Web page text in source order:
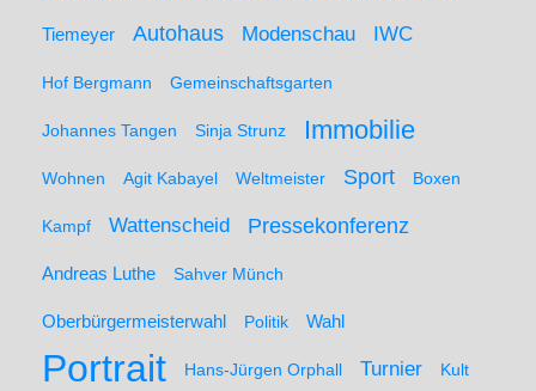
Tiemeyer Autohaus Modenschau IWC
Hof Bergmann Gemeinschaftsgarten
Johannes Tangen Sinja Strunz Immobilie
Wohnen Agit Kabayel Weltmeister Sport Boxen
Kampf Wattenscheid Pressekonferenz
Andreas Luthe Sahver Münch
Oberbürgermeisterwahl Politik Wahl
Portrait Hans-Jürgen Orphall Turnier Kult